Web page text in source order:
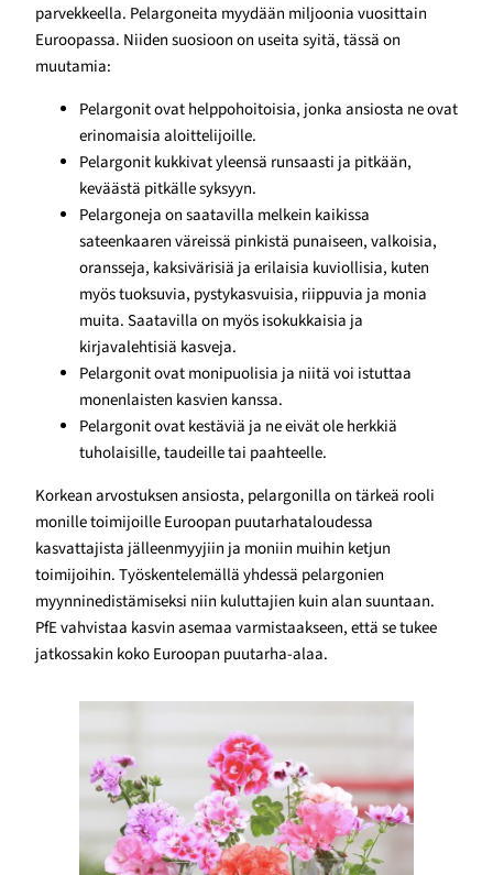
parvekkeella. Pelargoneita myydään miljoonia vuosittain
Euroopassa. Niiden suosioon on useita syitä, tässä on
muutamia:
Pelargonit ovat helppohoitoisia, jonka ansiosta ne ovat
erinomaisia aloittelijoille.
Pelargonit kukkivat yleensä runsaasti ja pitkään,
keväästä pitkälle syksyyn.
Pelargoneja on saatavilla melkein kaikissa
sateenkaaren väreissä pinkistä punaiseen, valkoisia,
oransseja, kaksivärisiä ja erilaisia kuviollisia, kuten
myös tuoksuvia, pystykasvuisia, riippuvia ja monia
muita. Saatavilla on myös isokukkaisia ja
kirjavalehtisiä kasveja.
Pelargonit ovat monipuolisia ja niitä voi istuttaa
monenlaisten kasvien kanssa.
Pelargonit ovat kestäviä ja ne eivät ole herkkiä
tuholaisille, taudeille tai paahteelle.
Korkean arvostuksen ansiosta, pelargonilla on tärkeä rooli
monille toimijoille Euroopan puutarhataloudessa
kasvattajista jälleenmyyjiin ja moniin muihin ketjun
toimijoihin. Työskentelemällä yhdessä pelargonien
myynninedistämiseksi niin kuluttajien kuin alan suuntaan.
PfE vahvistaa kasvin asemaa varmistaakseen, että se tukee
jatkossakin koko Euroopan puutarha-alaa.